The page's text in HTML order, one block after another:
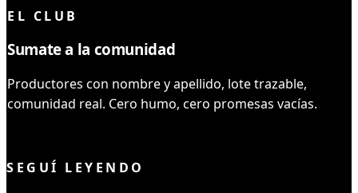
EL CLUB
Sumate a la comunidad
Productores con nombre y apellido, lote trazable,
comunidad real. Cero humo, cero promesas vacías.
SEGUÍ LEYENDO